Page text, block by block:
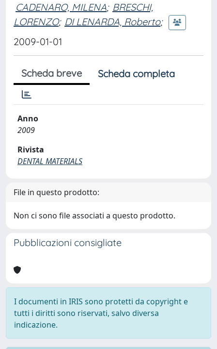
CADENARO, MILENA; BRESCHI,
LORENZO; DI LENARDA, Roberto;
2009-01-01
Scheda breve Scheda completa
Anno
2009
Rivista
DENTAL MATERIALS
File in questo prodotto:
Non ci sono file associati a questo prodotto.
Pubblicazioni consigliate
I documenti in IRIS sono protetti da copyright e
tutti i diritti sono riservati, salvo diversa
indicazione.